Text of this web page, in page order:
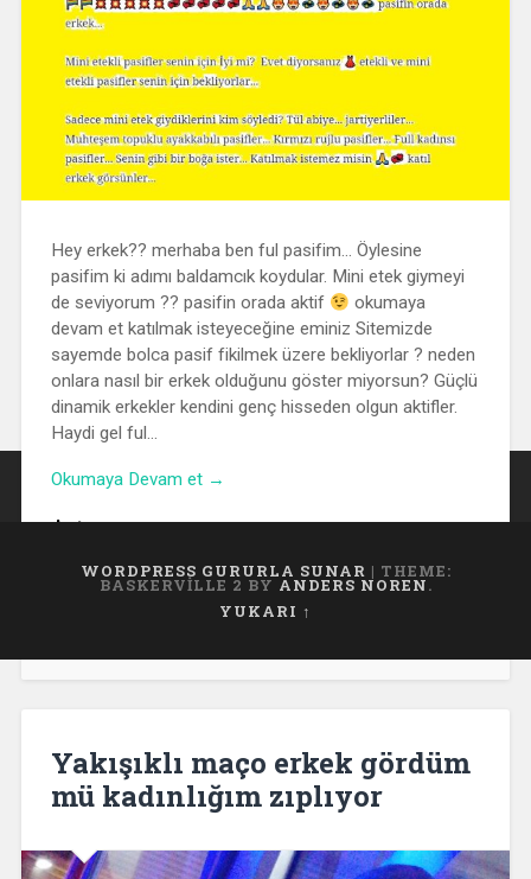
Hey erkek?? merhaba ben ful pasifim… Öylesine
pasifim ki adımı baldamcık koydular. Mini etek giymeyi
de seviyorum ?? pasifin orada aktif
okumaya
devam et katılmak isteyeceğine eminiz Sitemizde
sayemde bolca pasif fikilmek üzere bekliyorlar ? neden
onlara nasıl bir erkek olduğunu göster miyorsun? Güçlü
dinamik erkekler kendini genç hisseden olgun aktifler.
Haydi gel ful…
Okumaya Devam et →
Yakışıklı maço erkek gördüm
mü kadınlığım zıplıyor
WORDPRESS GURURLA SUNAR | THEME:
BASKERVILLE 2 BY ANDERS NOREN.
YUKARI ↑